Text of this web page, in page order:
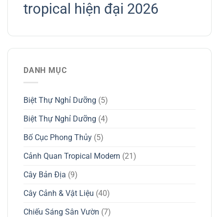
tropical hiện đại 2026
DANH MỤC
Biệt Thự Nghỉ Dưỡng (5)
Biệt Thự Nghỉ Dưỡng (4)
Bố Cục Phong Thủy (5)
Cảnh Quan Tropical Modern (21)
Cây Bản Địa (9)
Cây Cảnh & Vật Liệu (40)
Chiếu Sáng Sân Vườn (7)